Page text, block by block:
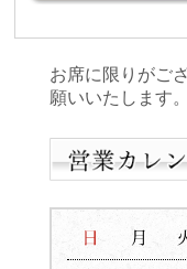
お席に限りがご
願いいたします。